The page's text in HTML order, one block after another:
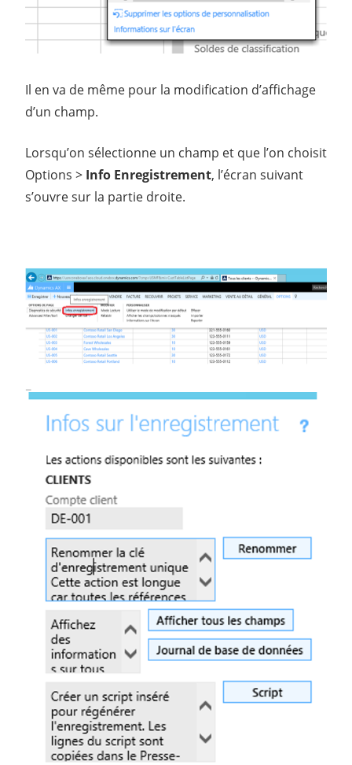
Il en va de même pour la modification d’affichage
d’un champ.
Lorsqu’on sélectionne un champ et que l’on choisit
Options > Info Enregistrement, l’écran suivant
s’ouvre sur la partie droite.